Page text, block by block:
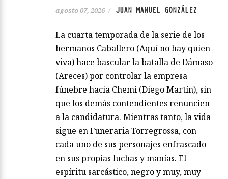
agosto 07, 2026 / JUAN MANUEL GONZÁLEZ
La cuarta temporada de la serie de los
hermanos Caballero (Aquí no hay quien
viva) hace bascular la batalla de Dámaso
(Areces) por controlar la empresa
fúnebre hacia Chemi (Diego Martín), sin
que los demás contendientes renuncien
a la candidatura. Mientras tanto, la vida
sigue en Funeraria Torregrossa, con
cada uno de sus personajes enfrascado
en sus propias luchas y manías. El
espíritu sarcástico, negro y muy, muy